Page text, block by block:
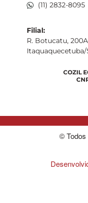
(11) 2832-8095
Filial:
R. Botucatu,
Itaquaquecetuba/
COZIL
© Todos